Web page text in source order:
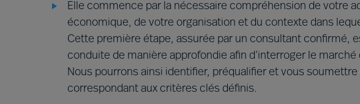
Elle commence par la nécessaire compréhension de votre
économique, de votre organisation et du contexte dans
Cette première étape, assurée par un consultant confirmé,
conduite de manière approfondie afin d’interroger le
Nous pourrons ainsi identifier, préqualifier et vous
correspondant aux critères clés définis.